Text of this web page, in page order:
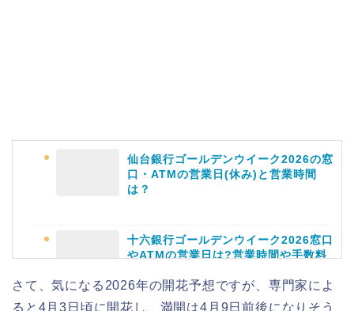
仙台銀行ゴールデンウイーク2026の窓
口・ATMの営業日(休み)と営業時間
は？
十六銀行ゴールデンウイーク2026窓口
やATMの営業日は?営業時間や手数料
さて、気になる2026年の開花予想ですが、専門家によ
ると4月3日頃に開花し、満開は4月9日前後になりそう